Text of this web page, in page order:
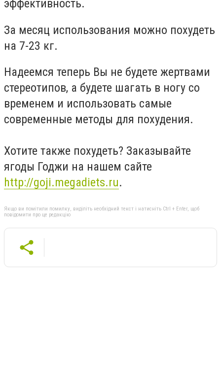
эффективность.
За месяц использования можно похудеть
на 7-23 кг.
Надеемся теперь Вы не будете жертвами
стереотипов, а будете шагать в ногу со
временем и использовать самые
современные методы для похудения.
Хотите также похудеть? Заказывайте
ягоды Годжи на нашем сайте
http://goji.megadiets.ru.
Якщо ви помітили помилку, виділіть необхідний текст і натисніть Ctrl + Enter, щоб
повідомити про це редакцію